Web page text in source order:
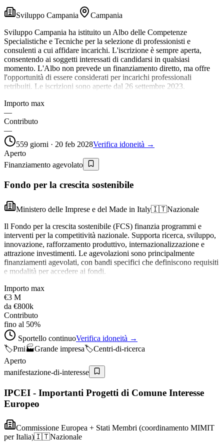
Sviluppo Campania
Campania
Sviluppo Campania ha istituito un Albo delle Competenze
Specialistiche e Tecniche per la selezione di professionisti e
consulenti a cui affidare incarichi. L'iscrizione è sempre aperta,
consentendo ai soggetti interessati di candidarsi in qualsiasi
momento. L'Albo non prevede un finanziamento diretto, ma offre
l'opportunità di essere considerati per incarichi professionali
retribuiti. Le iscrizioni sono aperte dal 26 settembre 2023.
Importo max
—
Contributo
—
559 giorni · 20 feb 2028Verifica idoneità →
Aperto
Finanziamento agevolato
Fondo per la crescita sostenibile
Ministero delle Imprese e del Made in Italy🇮🇹Nazionale
Il Fondo per la crescita sostenibile (FCS) finanzia programmi e
interventi per la competitività nazionale. Supporta ricerca, sviluppo,
innovazione, rafforzamento produttivo, internazionalizzazione e
attrazione investimenti. Le agevolazioni sono principalmente
finanziamenti agevolati, con bandi specifici che definiscono requisiti
e modalità per accedere ai fondi.
Importo max
€3 M
da €800k
Contributo
fino al 50%
Sportello continuoVerifica idoneità →
🏷️Pmi🏭Grande impresa🏷️Centri-di-ricerca
Aperto
manifestazione-di-interesse
IPCEI - Importanti Progetti di Comune Interesse
Europeo
Commissione Europea + Stati Membri (coordinamento MIMIT
per Italia)🇮🇹Nazionale